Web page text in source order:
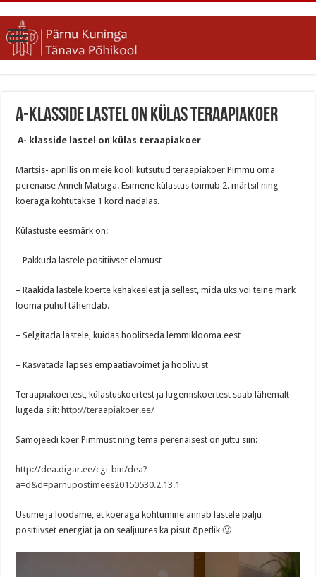
A-klasside lastel on külas teraapiakoer
A- klasside lastel on külas teraapiakoer
Märtsis- aprillis on meie kooli kutsutud teraapiakoer Pimmu oma
perenaise Anneli Matsiga. Esimene külastus toimub 2. märtsil ning
koeraga kohtutakse 1 kord nädalas.
Külastuste eesmärk on:
– Pakkuda lastele positiivset elamust
– Rääkida lastele koerte kehakeelest ja sellest, mida üks või teine märk
looma puhul tähendab.
– Selgitada lastele, kuidas hoolitseda lemmiklooma eest
– Kasvatada lapses empaatiavõimet ja hoolivust
Teraapiakoertest, külastuskoertest ja lugemiskoertest saab lähemalt
lugeda siit: http://teraapiakoer.ee/
Samojeedi koer Pimmust ning tema perenaisest on juttu siin:
http://dea.digar.ee/cgi-bin/dea?
a=d&d=parnupostimees20150530.2.13.1
Usume ja loodame, et koeraga kohtumine annab lastele palju
positiivset energiat ja on sealjuures ka pisut õpetlik 🙂